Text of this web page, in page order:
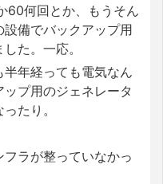
60何回とか、もうそん
備でバックアップ用
た。一応。
年経っても電気なん
プ用のジェネレータ
たり。
フラが整っていなかっ